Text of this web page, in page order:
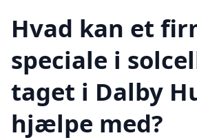
Hvad kan et
speciale i
taget i Dalby
hjælpe med?